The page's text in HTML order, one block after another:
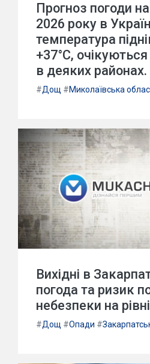
Прогноз погоди
2026 року в
температура
+37°С,
в деяких районах.
#Дощ #Миколаївська
Вихідні в
погода та ризик
небезпеки на
#Дощ #Опади #